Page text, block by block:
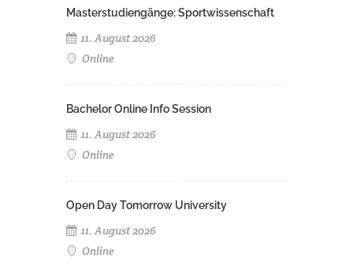
Masterstudiengänge: Sportwissenschaft
11. August 2026
Online
Bachelor Online Info Session
11. August 2026
Online
Open Day Tomorrow University
11. August 2026
Online